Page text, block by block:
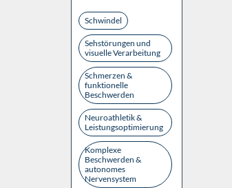
Schwindel
Sehstörungen und
visuelle Verarbeitung
Schmerzen &
funktionelle
Beschwerden
Neuroathletik &
Leistungsoptimierung
Komplexe
Beschwerden &
autonomes
Nervensystem